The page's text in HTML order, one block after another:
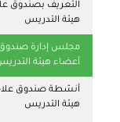
التعريف بصندوق
هيئة التدريس
مجلس إدارة
أعضاء هيئة
أنشطة صندوق
هيئة التدريس